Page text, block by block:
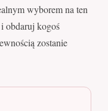
wyborem na ten
obdaruj kogoś
zostanie